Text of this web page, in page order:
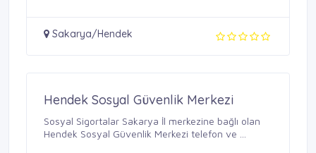
Sakarya/Hendek
Hendek Sosyal Güvenlik Merkezi
Sosyal Sigortalar Sakarya İl merkezine bağlı olan
Hendek Sosyal Güvenlik Merkezi telefon ve ...